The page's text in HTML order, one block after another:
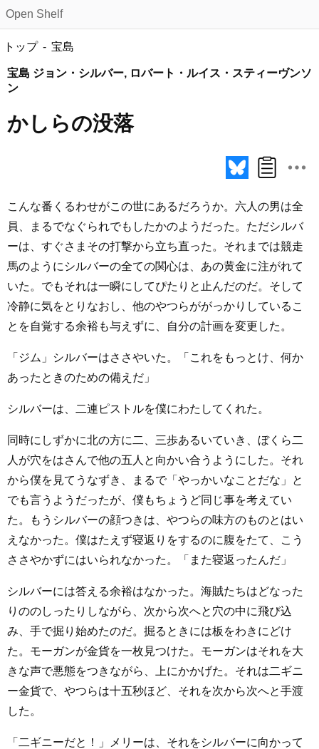
Open Shelf
トップ 宝島
宝島 ジョン・シルバー, ロバート・ルイス・スティーヴンソ
ン
かしらの没落
こんな番くるわせがこの世にあるだろうか。六人の男は全
員、まるでなぐられでもしたかのようだった。ただシルバ
ーは、すぐさまその打撃から立ち直った。それまでは競走
馬のようにシルバーの全ての関心は、あの黄金に注がれて
いた。でもそれは一瞬にしてぴたりと止んだのだ。そして
冷静に気をとりなおし、他のやつらががっかりしているこ
とを自覚する余裕も与えずに、自分の計画を変更した。
「ジム」シルバーはささやいた。「これをもっとけ、何か
あったときのための備えだ」
シルバーは、二連ピストルを僕にわたしてくれた。
同時にしずかに北の方に二、三歩あるいていき、ぼくら二
人が穴をはさんで他の五人と向かい合うようにした。それ
から僕を見てうなずき、まるで「やっかいなことだな」と
でも言うようだったが、僕もちょうど同じ事を考えてい
た。もうシルバーの顔つきは、やつらの味方のものとはい
えなかった。僕はたえず寝返りをするのに腹をたて、こう
ささやかずにはいられなかった。「また寝返ったんだ」
シルバーには答える余裕はなかった。海賊たちはどなった
りののしったりしながら、次から次へと穴の中に飛び込
み、手で掘り始めたのだ。掘るときには板をわきにどけ
た。モーガンが金貨を一枚見つけた。モーガンはそれを大
きな声で悪態をつきながら、上にかかげた。それは二ギニ
ー金貨で、やつらは十五秒ほど、それを次から次へと手渡
した。
「二ギニーだと！」メリーは、それをシルバーに向かって